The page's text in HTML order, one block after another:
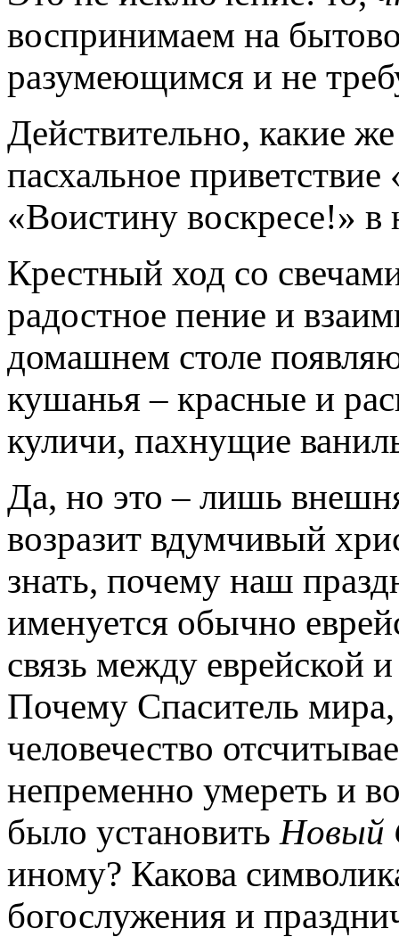
воспринимаем на
разумеющимся и не
Действительно, какие
пасхальное
«Воистину воскресе!»
Крестный ход со
радостное пение и
домашнем столе
кушанья – красные и
куличи, пахнущие
Да, но это – лишь
возразит вдумчивый
знать, почему наш
именуется обычно
связь между еврейской
Почему Спаситель
человечество
непременно умереть и
было установить Новый
иному? Какова
богослужения и